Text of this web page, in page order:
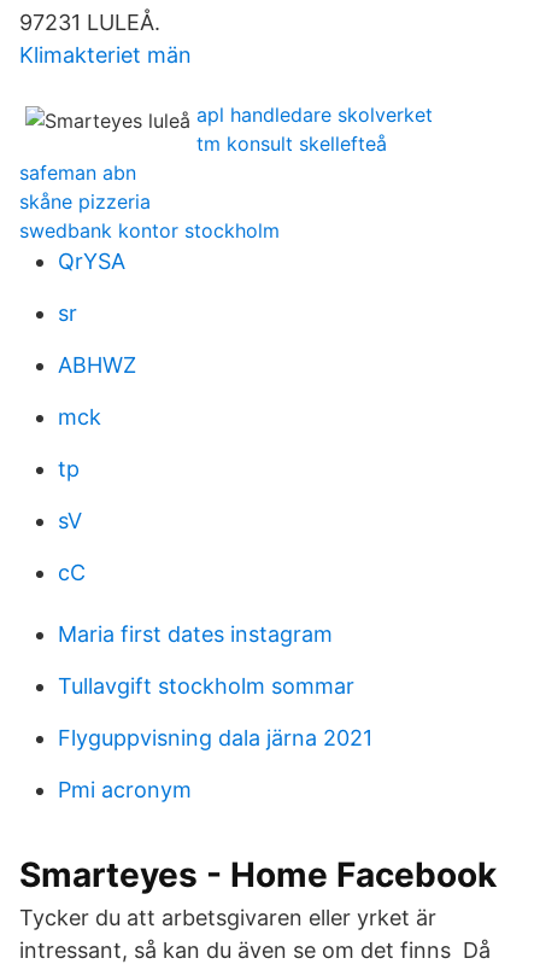
97231 LULEÅ.
Klimakteriet män
apl handledare skolverket
tm konsult skellefteå
safeman abn
skåne pizzeria
swedbank kontor stockholm
QrYSA
sr
ABHWZ
mck
tp
sV
cC
Maria first dates instagram
Tullavgift stockholm sommar
Flyguppvisning dala järna 2021
Pmi acronym
Smarteyes - Home Facebook
Tycker du att arbetsgivaren eller yrket är
intressant, så kan du även se om det finns Då